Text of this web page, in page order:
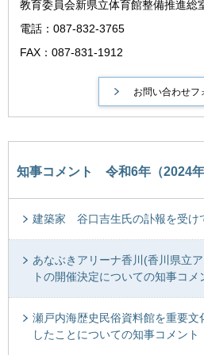
教育委員会新県立体育館整備推進総
電話：087-832-3765
FAX：087-831-1912
知事コメント 令和6年（2024年
建築家 谷口吉生氏の訃報を受け
あなぶきアリーナ香川(香川県立
トの開催決定についての知事コメ
瀬戸内海歴史民俗資料館を重要文
したことについての知事コメント